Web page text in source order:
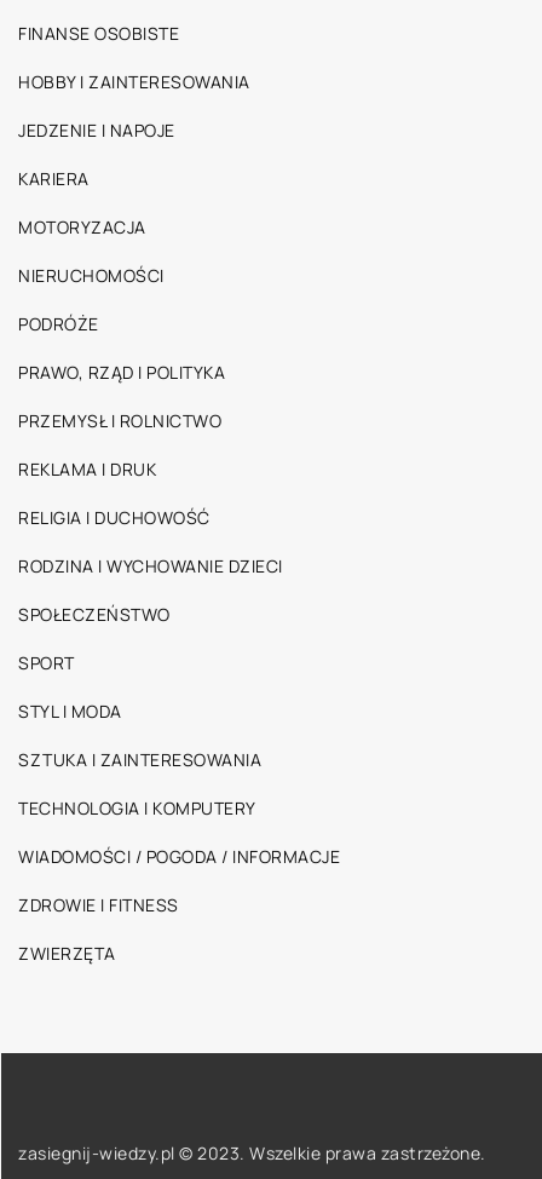
FINANSE OSOBISTE
HOBBY I ZAINTERESOWANIA
JEDZENIE I NAPOJE
KARIERA
MOTORYZACJA
NIERUCHOMOŚCI
PODRÓŻE
PRAWO, RZĄD I POLITYKA
PRZEMYSŁ I ROLNICTWO
REKLAMA I DRUK
RELIGIA I DUCHOWOŚĆ
RODZINA I WYCHOWANIE DZIECI
SPOŁECZEŃSTWO
SPORT
STYL I MODA
SZTUKA I ZAINTERESOWANIA
TECHNOLOGIA I KOMPUTERY
WIADOMOŚCI / POGODA / INFORMACJE
ZDROWIE I FITNESS
ZWIERZĘTA
zasiegnij-wiedzy.pl © 2023. Wszelkie prawa zastrzeżone.